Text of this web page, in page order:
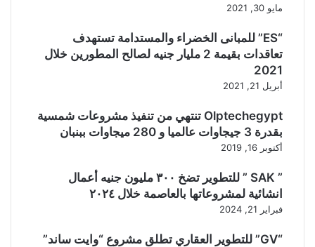
مايو 30, 2021
“ES” للمبانى الخضراء والمستدامة تستهدف
تعاقدات بقيمة 2 مليار جنيه لصالح المطورين خلال
2021
أبريل 21, 2021
Olptechegypt تنتهي من تنفيذ مشروعات شمسية
بقدرة 3 جيجاوات عالميا و 280 ميجاوات ببنبان
أكتوبر 16, 2019
” SAK ” للتطوير تضخ ٣٠٠ مليون جنيه أعمال
انشائية لمشروعاتها بالعاصمة خلال ٢٠٢٤
فبراير 21, 2024
“GV” للتطوير العقاري تطلق مشروع “وايت ساند”